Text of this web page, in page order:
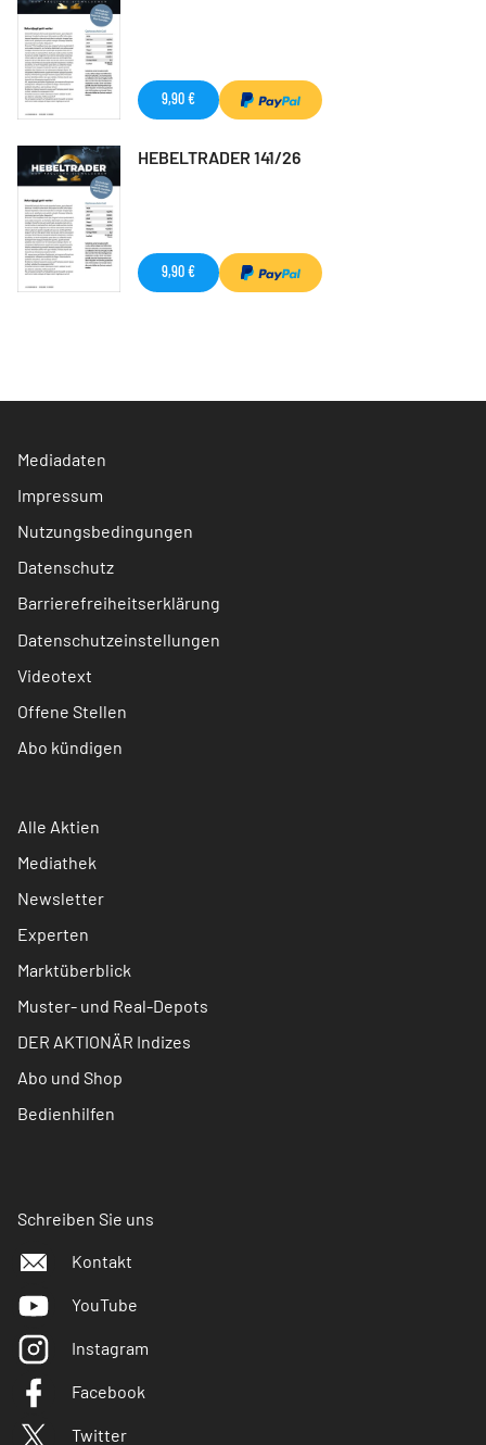
9,90 €
HEBELTRADER 141/26
9,90 €
Mediadaten
Impressum
Nutzungsbedingungen
Datenschutz
Barrierefreiheitserklärung
Datenschutzeinstellungen
Videotext
Offene Stellen
Abo kündigen
Alle Aktien
Mediathek
Newsletter
Experten
Marktüberblick
Muster- und Real-Depots
DER AKTIONÄR Indizes
Abo und Shop
Bedienhilfen
Schreiben Sie uns
Kontakt
YouTube
Instagram
Facebook
Twitter